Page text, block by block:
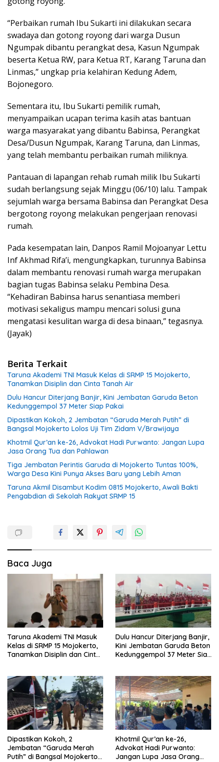
“Perbaikan rumah Ibu Sukarti ini dilakukan secara
swadaya dan gotong royong dari warga Dusun
Ngumpak dibantu perangkat desa, Kasun Ngumpak
beserta Ketua RW, para Ketua RT, Karang Taruna dan
Linmas,” ungkap pria kelahiran Kedung Adem,
Bojonegoro.
Sementara itu, Ibu Sukarti pemilik rumah,
menyampaikan ucapan terima kasih atas bantuan
warga masyarakat yang dibantu Babinsa, Perangkat
Desa/Dusun Ngumpak, Karang Taruna, dan Linmas,
yang telah membantu perbaikan rumah miliknya.
Pantauan di lapangan rehab rumah milik Ibu Sukarti
sudah berlangsung sejak Minggu (06/10) lalu. Tampak
sejumlah warga bersama Babinsa dan Perangkat Desa
bergotong royong melakukan pengerjaan renovasi
rumah.
Pada kesempatan lain, Danpos Ramil Mojoanyar Lettu
Inf Akhmad Rifa’i, mengungkapkan, turunnya Babinsa
dalam membantu renovasi rumah warga merupakan
bagian tugas Babinsa selaku Pembina Desa.
“Kehadiran Babinsa harus senantiasa memberi
motivasi sekaligus mampu mencari solusi guna
mengatasi kesulitan warga di desa binaan,” tegasnya.
(Jayak)
Berita Terkait
Taruna Akademi TNI Masuk Kelas di SRMP 15 Mojokerto,
Tanamkan Disiplin dan Cinta Tanah Air
Dulu Hancur Diterjang Banjir, Kini Jembatan Garuda Beton
Kedunggempol 37 Meter Siap Pakai
Dipastikan Kokoh, 2 Jembatan “Garuda Merah Putih” di
Bangsal Mojokerto Lolos Uji Tim Zidam V/Brawijaya
Khotmil Qur’an ke-26, Advokat Hadi Purwanto: Jangan Lupa
Jasa Orang Tua dan Pahlawan
Tiga Jembatan Perintis Garuda di Mojokerto Tuntas 100%,
Warga Desa Kini Punya Akses Baru yang Lebih Aman
Taruna Akmil Disambut Kodim 0815 Mojokerto, Awali Bakti
Pengabdian di Sekolah Rakyat SRMP 15
Baca Juga
Taruna Akademi TNI Masuk
Kelas di SRMP 15 Mojokerto,
Tanamkan Disiplin dan Cinta
Dulu Hancur Diterjang Banjir,
Kini Jembatan Garuda Beton
Kedunggempol 37 Meter Siap
Dipastikan Kokoh, 2
Jembatan “Garuda Merah
Putih” di Bangsal Mojokerto
Khotmil Qur’an ke-26,
Advokat Hadi Purwanto:
Jangan Lupa Jasa Orang